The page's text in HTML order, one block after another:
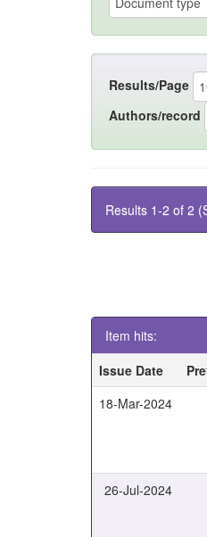
Results/Page
Authors/record
Results 1-2 of 2
Item hits:
Issue Date
18-Mar-2024
26-Jul-2024